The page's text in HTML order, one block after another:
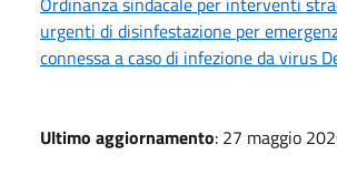
urgenti di disinfestazione per
connessa a caso di infezione da virus
Ultimo aggiornamento: 27 maggio